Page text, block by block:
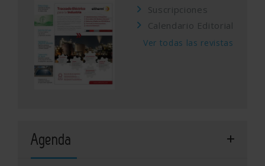
Suscripciones
Calendario Editorial
Ver todas las revistas
Agenda